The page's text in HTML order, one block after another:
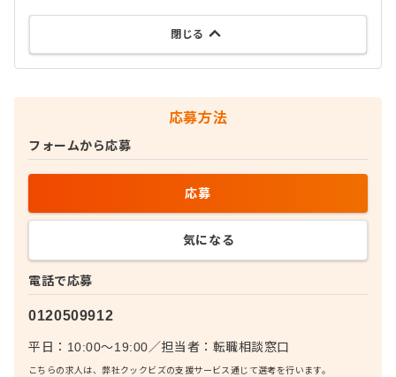
閉じる
応募方法
電話で応募
0120509912
平日：10:00〜19:00／担当者： 転職相談窓口
こちらの求人は、弊社クックビズの支援サービス通じて選考を行います。
フォームから応募
応募
気になる